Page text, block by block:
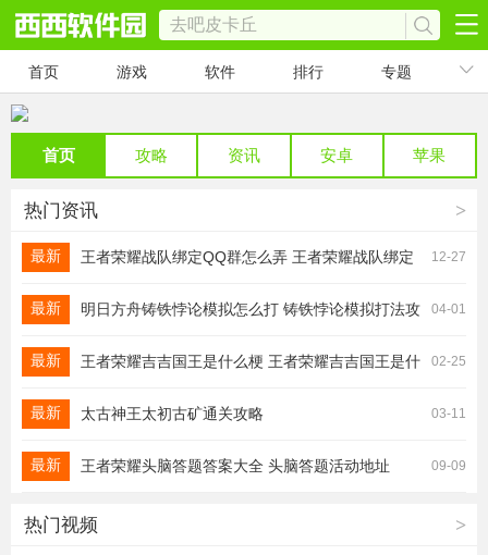
首页 游戏 软件 排行 专题
首页 攻略 资讯 安卓 苹果
热门资讯 >
最新
王者荣耀战队绑定QQ群怎么弄 王者荣耀战队绑定
12-27
最新
明日方舟铸铁悖论模拟怎么打 铸铁悖论模拟打法攻
04-01
最新
王者荣耀吉吉国王是什么梗 王者荣耀吉吉国王是什
02-25
最新 太古神王太初古矿通关攻略 03-11
最新 王者荣耀头脑答题答案大全 头脑答题活动地址 09-09
热门视频 >